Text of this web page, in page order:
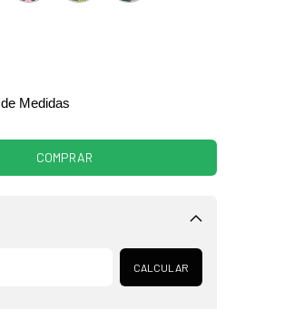
Medidas
Alterar CEP
CALCULAR